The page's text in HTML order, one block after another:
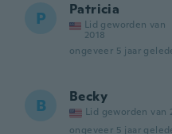
P Patricia
Lid geworden van
2018
ongeveer 5 jaar
B Becky
Lid geworden van
ongeveer 5 jaar